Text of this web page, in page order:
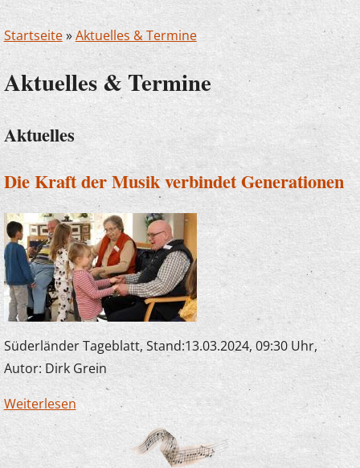
Startseite»Aktuelles & Termine
Aktuelles & Termine
Aktuelles
Die Kraft der Musik verbindet Generationen
Süderländer Tageblatt, Stand:13.03.2024, 09:30 Uhr,
Autor: Dirk Grein
Weiterlesen über Die Kraft der Musik verbindet
Generationen